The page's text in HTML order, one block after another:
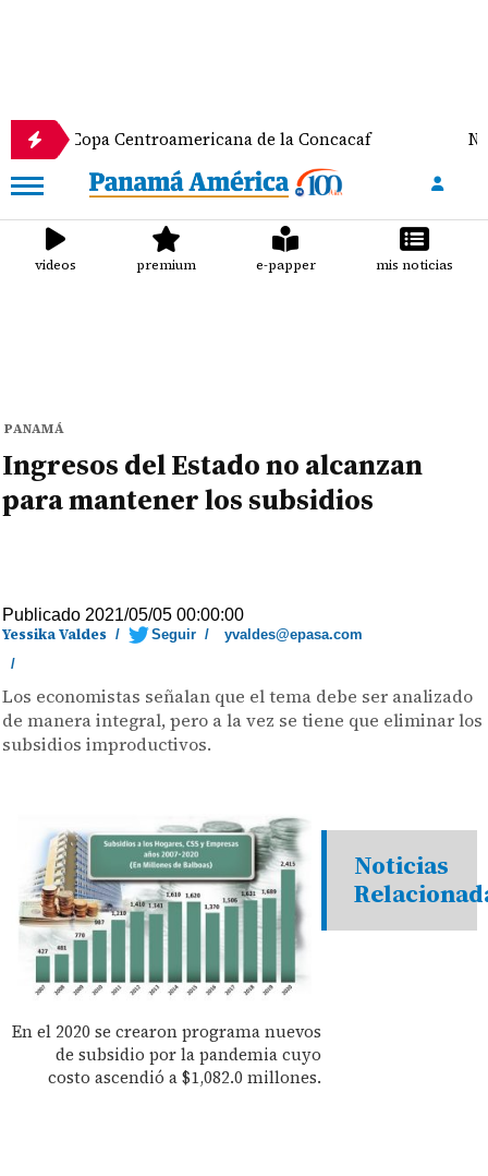
Centroamericana de la Concacaf Nathalee
videos premium e-papper mis noticias
PANAMÁ
Ingresos del Estado no alcanzan
para mantener los subsidios
Publicado 2021/05/05 00:00:00
Yessika Valdes / Seguir /
yvaldes@epasa.com
/
Los economistas señalan que el tema debe ser analizado
de manera integral, pero a la vez se tiene que eliminar los
subsidios improductivos.
En el 2020 se crearon programa nuevos
de subsidio por la pandemia cuyo
costo ascendió a $1,082.0 millones.
Noticias